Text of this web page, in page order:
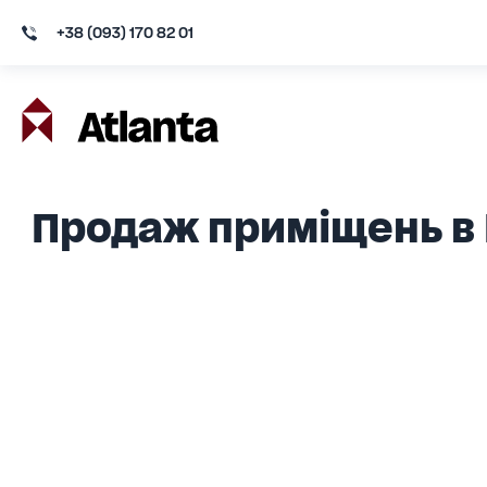
+38 (093) 170 82 01
Продаж приміщень в